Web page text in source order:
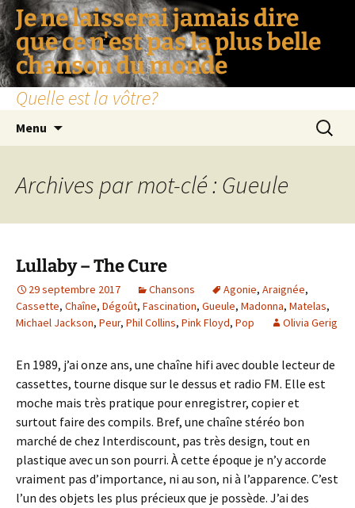
Je ne laisserai jamais dire
que ce n'est pas la plus belle
chanson du monde
Quelle est la vôtre?
Menu
Archives par mot-clé : Gueule
Lullaby – The Cure
29 septembre 2017 Chansons Agonie, Araignée,
Cassette, Chaîne, Dégoût, Fascination, Gueule, Madonna, Matelas,
Michael Jackson, Peur, Phil Collins, Pink Floyd, Pop Olivia Gerig
En 1989, j’ai onze ans, une chaîne hifi avec double lecteur de
cassettes, tourne disque sur le dessus et radio FM. Elle est
moche mais très pratique pour enregistrer, copier et
surtout faire des compils. Bref, une chaîne stéréo bon
marché de chez Interdiscount, pas très design, tout en
plastique avec un son pourri. À cette époque je n’y accorde
vraiment pas d’importance, ni au son, ni à l’apparence. C’est
l’un des objets les plus précieux que je possède. J’ai des